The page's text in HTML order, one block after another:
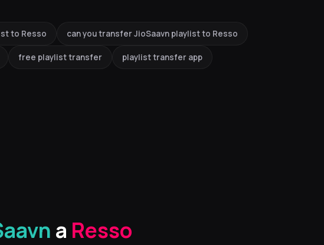
to Resso can you transfer JioSaavn playlist to Resso
free playlist transfer playlist transfer app
a Resso